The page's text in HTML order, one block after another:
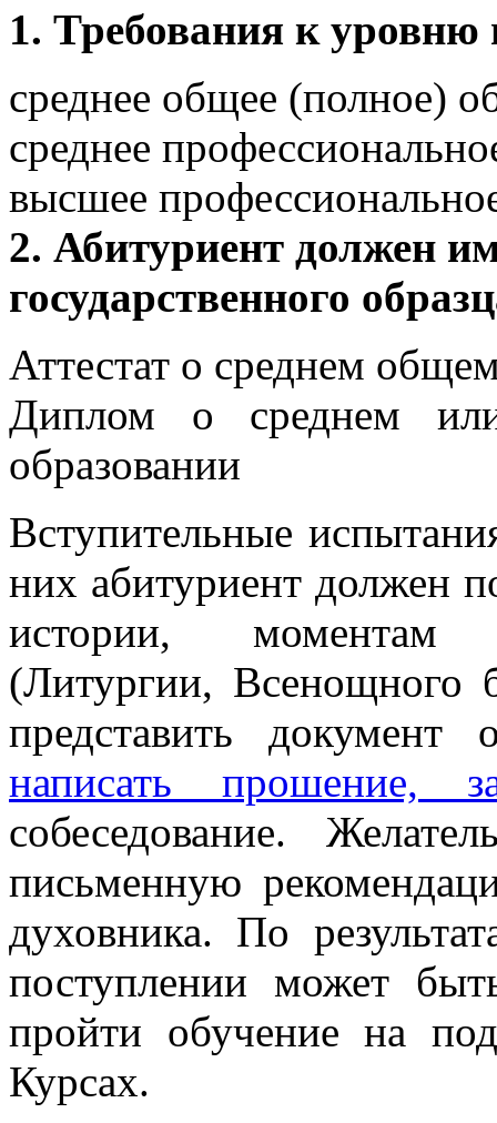
1. Требования к уровню
среднее общее (полное)
среднее
высшее
2. Абитуриент должен
государственного
Аттестат о среднем
Диплом о среднем
образовании
Вступительные
них абитуриент должен
истории, моментам
(Литургии, Всенощного
представить документ
написать прошение,
собеседование.
письменную
духовника. По
поступлении может
пройти обучение на
Курсах.